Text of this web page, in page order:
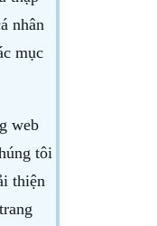
nhân
mục
web
tôi
thiện